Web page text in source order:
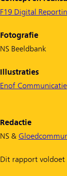
F19 Digital
Fotografie
NS Beeldbank
Illustraties
Enof Communicatie
Redactie
NS &
Dit rapport voldoet